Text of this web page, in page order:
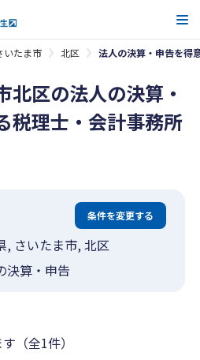
いたま市 北区 法人の決算・申告を得
北区の法人の決算・
税理士・会計事務所
条件を変更する
, さいたま市, 北区
決算・申告
（全1件）